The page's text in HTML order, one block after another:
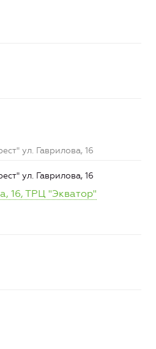
ул. Гаврилова, 16
ул. Гаврилова, 16
16, ТРЦ "Экватор"